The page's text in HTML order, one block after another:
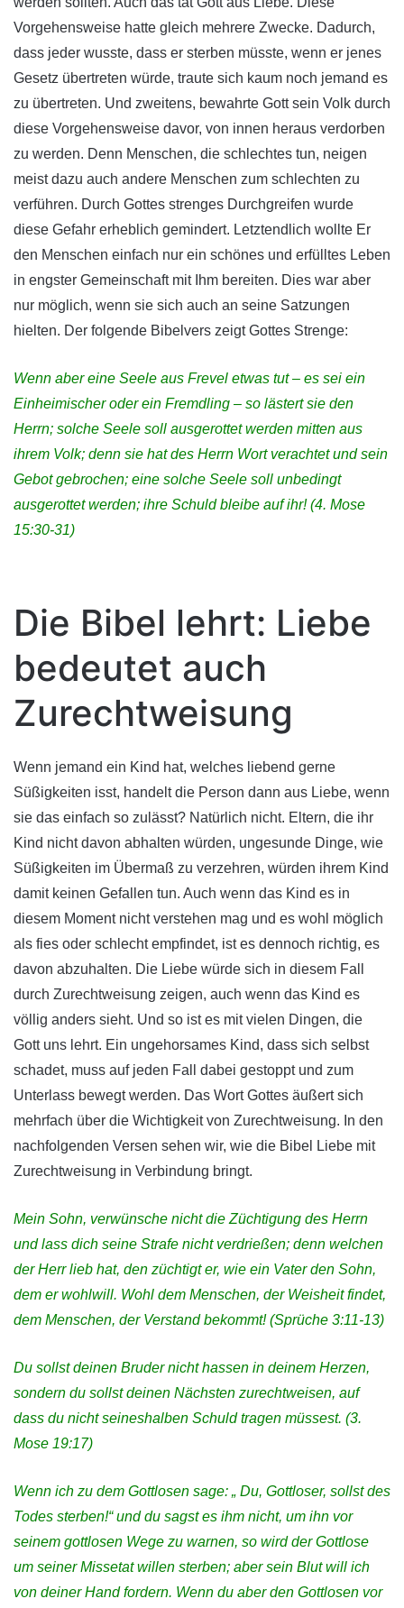
Vorgehensweise hatte gleich mehrere Zwecke. Dadurch,
dass jeder wusste, dass er sterben müsste, wenn er jenes
Gesetz übertreten würde, traute sich kaum noch jemand es
zu übertreten. Und zweitens, bewahrte Gott sein Volk durch
diese Vorgehensweise davor, von innen heraus verdorben
zu werden. Denn Menschen, die schlechtes tun, neigen
meist dazu auch andere Menschen zum schlechten zu
verführen. Durch Gottes strenges Durchgreifen wurde
diese Gefahr erheblich gemindert. Letztendlich wollte Er
den Menschen einfach nur ein schönes und erfülltes Leben
in engster Gemeinschaft mit Ihm bereiten. Dies war aber
nur möglich, wenn sie sich auch an seine Satzungen
hielten. Der folgende Bibelvers zeigt Gottes Strenge:
Wenn aber eine Seele aus Frevel etwas tut – es sei ein
Einheimischer oder ein Fremdling – so lästert sie den
Herrn; solche Seele soll ausgerottet werden mitten aus
ihrem Volk; denn sie hat des Herrn Wort verachtet und sein
Gebot gebrochen; eine solche Seele soll unbedingt
ausgerottet werden; ihre Schuld bleibe auf ihr!(4. Mose
15:30-31)
Die Bibel lehrt: Liebe
bedeutet auch
Zurechtweisung
Wenn jemand ein Kind hat, welches liebend gerne
Süßigkeiten isst, handelt die Person dann aus Liebe, wenn
sie das einfach so zulässt? Natürlich nicht. Eltern, die ihr
Kind nicht davon abhalten würden, ungesunde Dinge, wie
Süßigkeiten im Übermaß zu verzehren, würden ihrem Kind
damit keinen Gefallen tun. Auch wenn das Kind es in
diesem Moment nicht verstehen mag und es wohl möglich
als fies oder schlecht empfindet, ist es dennoch richtig, es
davon abzuhalten. Die Liebe würde sich in diesem Fall
durch Zurechtweisung zeigen, auch wenn das Kind es
völlig anders sieht. Und so ist es mit vielen Dingen, die
Gott uns lehrt. Ein ungehorsames Kind, dass sich selbst
schadet, muss auf jeden Fall dabei gestoppt und zum
Unterlass bewegt werden. Das Wort Gottes äußert sich
mehrfach über die Wichtigkeit von Zurechtweisung. In den
nachfolgenden Versen sehen wir, wie die Bibel Liebe mit
Zurechtweisung in Verbindung bringt.
Mein Sohn, verwünsche nicht die Züchtigung des Herrn
und lass dich seine Strafe nicht verdrießen; denn welchen
derHerrlieb hat, den züchtigt er, wie ein Vater den Sohn,
dem er wohlwill. Wohl dem Menschen, der Weisheit findet,
dem Menschen, der Verstand bekommt!(Sprüche 3:11-13)
Du sollst deinen Bruder nicht hassen in deinem Herzen,
sondern du sollst deinen Nächsten zurechtweisen, auf
dass du nicht seineshalben Schuld tragen müssest. (3.
Mose 19:17)
Wenn ich zu dem Gottlosen sage: „ Du, Gottloser, sollst des
Todes sterben!“ und du sagst es ihm nicht, um ihn vor
seinem gottlosen Wege zu warnen, so wird der Gottlose
um seiner Missetat willen sterben; aber sein Blut will ich
von deiner Hand fordern. Wenn du aber den Gottlosen vor